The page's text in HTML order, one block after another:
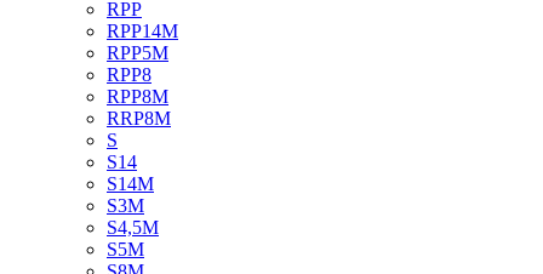
RPP
RPP14M
RPP5M
RPP8
RPP8M
RRP8M
S
S14
S14M
S3M
S4,5M
S5M